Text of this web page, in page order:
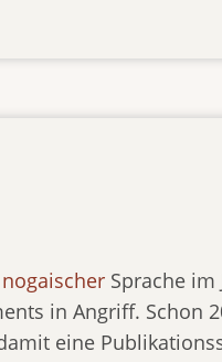
nogaischer Sprache
in Angriff. Schon
eine